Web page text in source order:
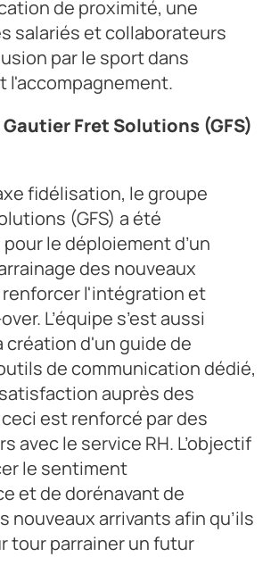
de proximité, une
salariés et collaborateurs
par le sport dans
l'accompagnement.
Fret Solutions (GFS)
fidélisation, le groupe
(GFS) a été
le déploiement d’un
des nouveaux
l'intégration et
L’équipe s’est aussi
création d'un guide de
de communication dédié,
auprès des
est renforcé par des
avec le service RH. L’objectif
le sentiment
et de dorénavant de
nouveaux arrivants afin qu’ils
tour parrainer un futur